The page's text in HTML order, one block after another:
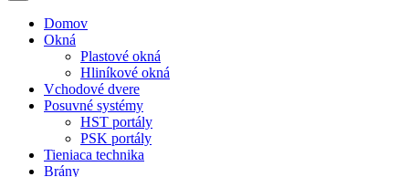
Domov
Okná
Plastové okná
Hliníkové okná
Vchodové dvere
Posuvné systémy
HST portály
PSK portály
Tieniaca technika
Brány